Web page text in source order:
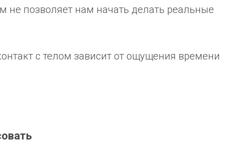
не позволяет нам начать делать реальные
с телом зависит от ощущения времени